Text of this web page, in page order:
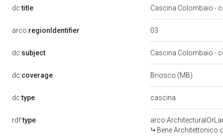
dc:title Cascina Colombaio -
arco:regionIdentifier 03
dc:subject Cascina Colombaio -
dc:coverage Briosco (MB)
dc:type cascina
rdf:type
Bene Architettonico